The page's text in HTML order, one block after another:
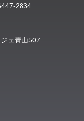
2834
ェ青山507